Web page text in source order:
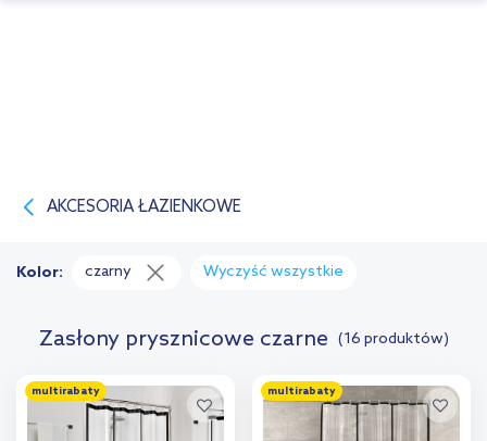
AKCESORIA ŁAZIENKOWE
Zasłony prysznicowe czarne (16 produktów)
Kolor: czarny Wyczyść wszystkie
multirabaty multirabaty